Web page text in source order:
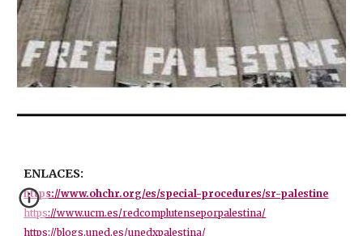
ENLACES:
https://www.ohchr.org/es/special-procedures/sr-palestine
https://www.ucm.es/redcomplutenseporpalestina/
https://blogs.uned.es/unedxpalestina/